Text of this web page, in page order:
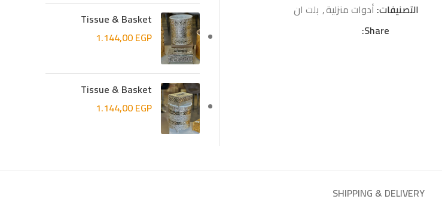
التصنيفات: أدوات منزلية, بلت ان
Share:
Tissue & Basket
1.144,00EGP
Tissue & Basket
1.144,00EGP
SHIPPING & DELIVERY